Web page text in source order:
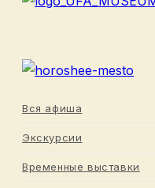
Вся афиша
Экскурсии
Временные выставки